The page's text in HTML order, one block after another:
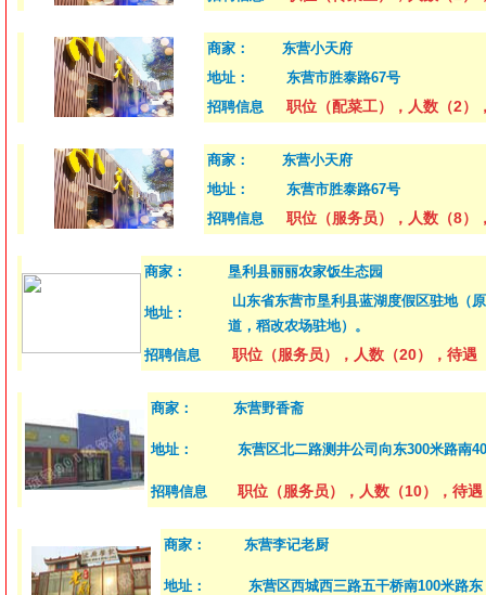
商家：
东营小天府
地址：
东营市胜泰路67号
招聘信息
职位（配菜工），人数（2）
商家：
东营小天府
地址：
东营市胜泰路67号
招聘信息
职位（服务员），人数（8）
商家： 垦利县丽丽农家饭生态园
地址：
山东省东营市垦利县蓝湖度假区驻地（
道，稻改农场驻地）。
招聘信息
职位（服务员），人数（20），待遇
商家： 东营野香斋
地址： 东营区北二路测井公司向东300米路南
招聘信息 职位（服务员），人数（10），待
商家： 东营李记老厨
地址： 东营区西城西三路五干桥南100米路东